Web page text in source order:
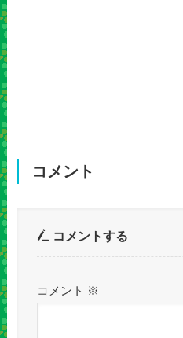
コメント
コメントする
コメント ※